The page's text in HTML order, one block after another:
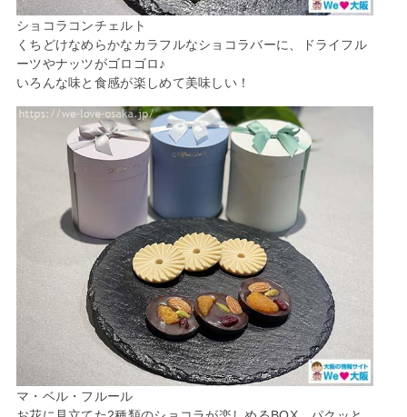
ショコラコンチェルト
くちどけなめらかなカラフルなショコラバーに、ドライフル
ーツやナッツがゴロゴロ♪
いろんな味と食感が楽しめて美味しい！
マ・ベル・フルール